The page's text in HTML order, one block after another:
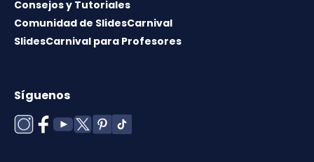
Consejos y Tutoriales
Comunidad de SlidesCarnival
SlidesCarnival para Profesores
Síguenos